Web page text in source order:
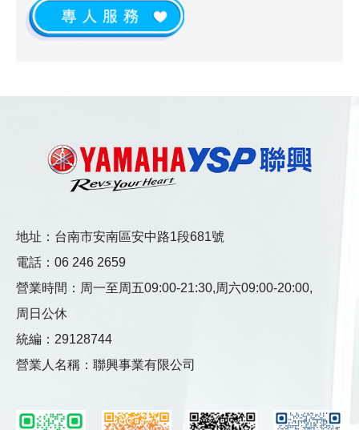
地址：台南市安南區安中路1段681號
電話： 06 246 2659
營業時間： 周一至周五09:00-21:30,周六09:00-20:00,
周日公休
統編：29128744
營業人名稱：聯興事業有限公司